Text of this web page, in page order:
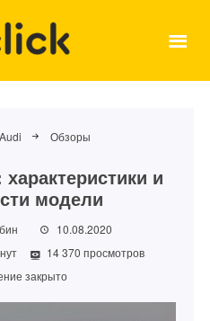
Audi Обзоры
и
модели
10.08.2020
14 370 просмотров
закрыто